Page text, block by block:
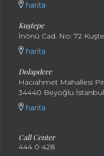
harita
Kuştepe
İnönü Cad. No: 72
harita
Dolapdere
Hacıahmet Mahallesi
34440 Beyoğlu İstanbul
harita
Call Center
444 0 428